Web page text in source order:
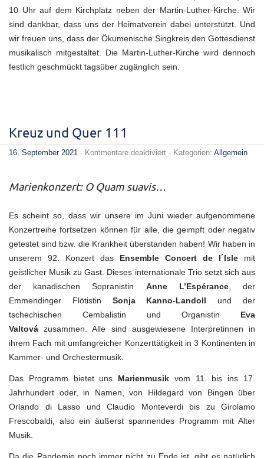
10 Uhr auf dem Kirchplatz neben der Martin-Luther-Kirche. Wir
sind dankbar, dass uns der Heimatverein dabei unterstützt. Und
wir freuen uns, dass der Ökumenische Singkreis den Gottesdienst
musikalisch mitgestaltet. Die Martin-Luther-Kirche wird dennoch
festlich geschmückt tagsüber zugänglich sein.
Kreuz und Quer 111
16. September 2021 · Kommentare deaktiviertfür· Kategorien: Allgemein
Marienkonzert: O Quam suavis…
Es scheint so, dass wir unsere im Juni wieder aufgenommene
Konzertreihe fortsetzen können für alle, die geimpft oder negativ
getestet sind bzw. die Krankheit überstanden haben! Wir haben in
unserem 92. Konzert das Ensemble Concert de l´Isle mit
geistlicher Musik zu Gast. Dieses internationale Trio setzt sich aus
der kanadischen Sopranistin Anne L’Espérance, der
Emmendinger Flötistin Sonja Kanno-Landoll und der
tschechischen Cembalistin und Organistin Eva
Valtová zusammen. Alle sind ausgewiesene Interpretinnen in
ihrem Fach mit umfangreicher Konzerttätigkeit in 3 Kontinenten in
Kammer- und Orchestermusik.
Das Programm bietet uns Marienmusik vom 11. bis ins 17.
Jahrhundert oder, in Namen, von Hildegard von Bingen über
Orlando di Lasso und Claudio Monteverdi bis zu Girolamo
Frescobaldi, also ein äußerst spannendes Programm mit Alter
Musik.